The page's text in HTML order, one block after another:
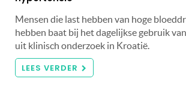
Mensen die last hebben van hoge
hebben baat bij het dagelijkse gebruik
uit klinisch onderzoek in Kroatië.
LEES VERDER